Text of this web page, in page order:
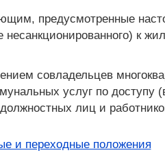
предусмотренные
к
совладельцев
услуг по доступу
лиц и
и переходные положения